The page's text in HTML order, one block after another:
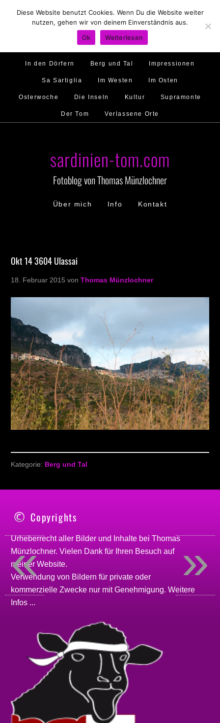
Hirtenland Traumstrände Feste feiern
Golfo di Orosei Im Norden
Murales Ambiente
In den Dörfern Berg und Tal Impressionen
Sa Sartiglia Im Westen Im Osten
Osterwoche Die Inseln Kultur Supramonte
Der Tom Verlassene Orte
sardinien-tom.com
Fotoblog von Thomas Münzlochner
Über mich Info Kontakt
Okt 14 3604 Ulassai
18. Februar 2015 vonThomas Münzlochner
Kategorie: Berg und Tal
Copyrights
Urheberrecht aller Bilder und Inhalte beiThomas
Münzlochner. Vielen Dank für Ihren Besuch auf
meinerWebsite.
Verwendung von Bildern für private oder
kommerzielle Zwecke nur mit Genehmigung.Weitere
Infos ...
»
«
Diese Website benutzt Cookies. Wenn Du die Website weiter
nutzen, gehen wir von deinem Einverständnis aus.
Ok
Weiterlesen